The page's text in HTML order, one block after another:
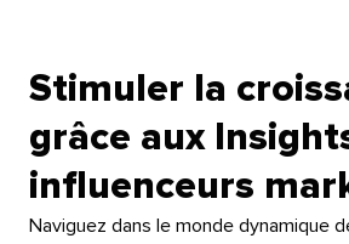
Stimuler la
grâce aux
influenceurs
Naviguez dans le monde dynamique